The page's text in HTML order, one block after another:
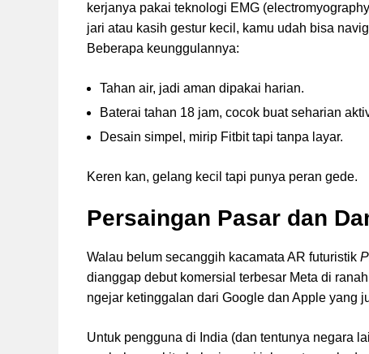
kerjanya pakai teknologi EMG
jari atau kasih gestur kecil, kamu udah bisa
Beberapa keunggulannya:
Tahan air, jadi aman dipakai harian.
Baterai tahan 18 jam, cocok buat seharian
Desain simpel, mirip Fitbit tapi tanpa layar.
Keren kan, gelang kecil tapi punya peran gede.
Persaingan Pasar dan
Walau belum secanggih kacamata AR futuristik
dianggap debut komersial terbesar Meta di ranah
ngejar ketinggalan dari Google dan Apple yang
Untuk pengguna di India (dan tentunya negara